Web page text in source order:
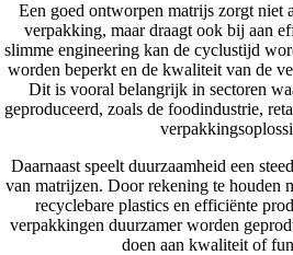
Een goed ontworpen matrijs zorgt niet
verpakking, maar draagt ook bij aan
slimme engineering kan de cyclustijd
worden beperkt en de kwaliteit van de
Dit is vooral belangrijk in sectoren
geproduceerd, zoals de foodindustrie,
Daarnaast speelt duurzaamheid een
van matrijzen. Door rekening te houden
recyclebare plastics en efficiënte
verpakkingen duurzamer worden
doen aan kwaliteit of